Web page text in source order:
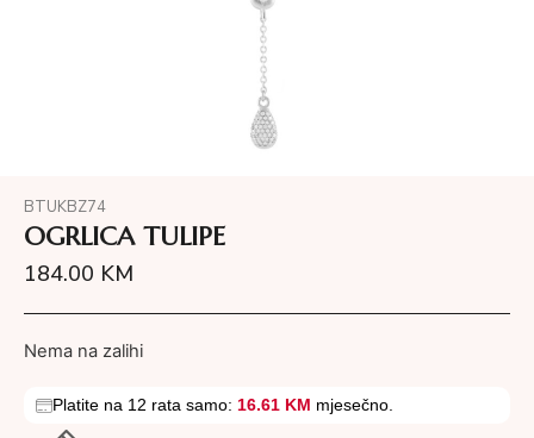
BTUKBZ74
OGRLICA TULIPE
184.00 KM
Nema na zalihi
Platite na 12 rata samo: 16.61 KM mjesečno.